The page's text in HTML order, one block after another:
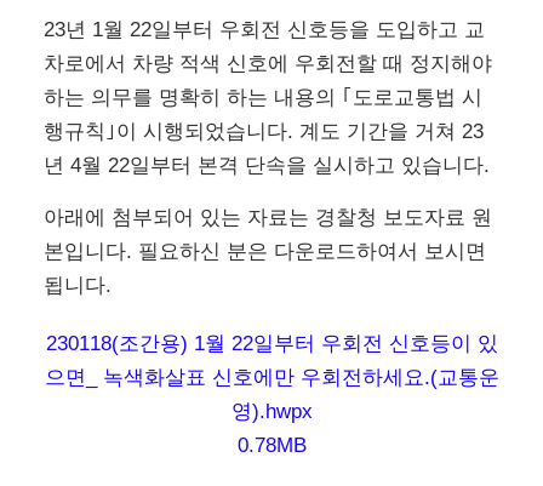
23년 1월 22일부터 우회전 신호등을 도입하고 교
차로에서 차량 적색 신호에 우회전할 때 정지해야
하는 의무를 명확히 하는 내용의 ｢도로교통법 시
행규칙｣이 시행되었습니다. 계도 기간을 거쳐 23
년 4월 22일부터 본격 단속을 실시하고 있습니다.
아래에 첨부되어 있는 자료는 경찰청 보도자료 원
본입니다. 필요하신 분은 다운로드하여서 보시면
됩니다.
230118(조간용) 1월 22일부터 우회전 신호등이 있
으면_ 녹색화살표 신호에만 우회전하세요.(교통운
영).hwpx
0.78MB